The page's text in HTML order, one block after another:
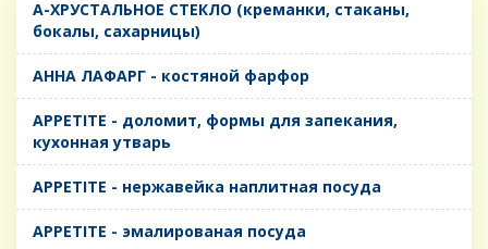
A-ХРУСТАЛЬНОЕ СТЕКЛО (креманки, стаканы,
бокалы, сахарницы)
AHHA ЛАФАРГ - костяной фарфор
APPETITE - доломит, формы для запекания,
кухонная утварь
APPETITE - нержавейка наплитная посуда
APPETITE - эмалированая посуда